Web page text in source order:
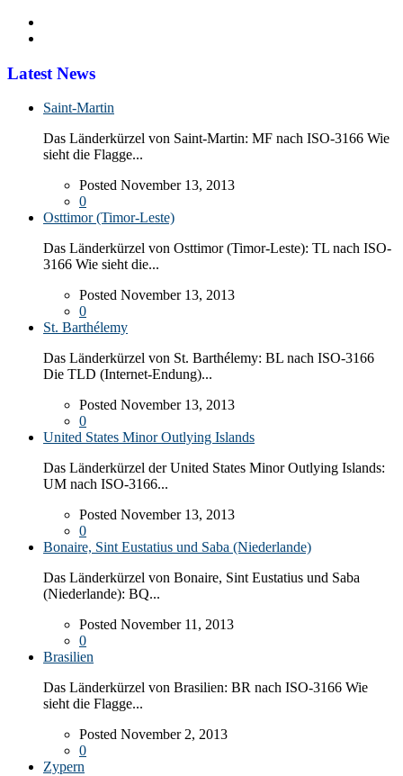
Latest News
Saint-Martin
Das Länderkürzel von Saint-Martin: MF nach ISO-3166 Wie
sieht die Flagge...
Posted November 13, 2013
0
Osttimor (Timor-Leste)
Das Länderkürzel von Osttimor (Timor-Leste): TL nach ISO-
3166 Wie sieht die...
Posted November 13, 2013
0
St. Barthélemy
Das Länderkürzel von St. Barthélemy: BL nach ISO-3166
Die TLD (Internet-Endung)...
Posted November 13, 2013
0
United States Minor Outlying Islands
Das Länderkürzel der United States Minor Outlying Islands:
UM nach ISO-3166...
Posted November 13, 2013
0
Bonaire, Sint Eustatius und Saba (Niederlande)
Das Länderkürzel von Bonaire, Sint Eustatius und Saba
(Niederlande): BQ...
Posted November 11, 2013
0
Brasilien
Das Länderkürzel von Brasilien: BR nach ISO-3166 Wie
sieht die Flagge...
Posted November 2, 2013
0
Zypern